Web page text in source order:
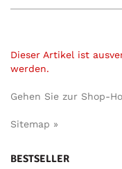
Dieser Artikel ist
werden.
Gehen Sie zur Shop-
Sitemap »
BESTSELLER